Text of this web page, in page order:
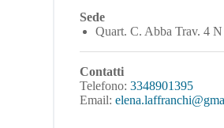
Sede
Quart. C. Abba Trav. 4
Contatti
Telefono:3348901395
Email: